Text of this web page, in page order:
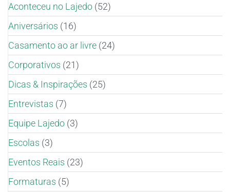
Aconteceu no Lajedo (52)
Aniversários (16)
Casamento ao ar livre (24)
Corporativos (21)
Dicas & Inspirações (25)
Entrevistas (7)
Equipe Lajedo (3)
Escolas (3)
Eventos Reais (23)
Formaturas (5)